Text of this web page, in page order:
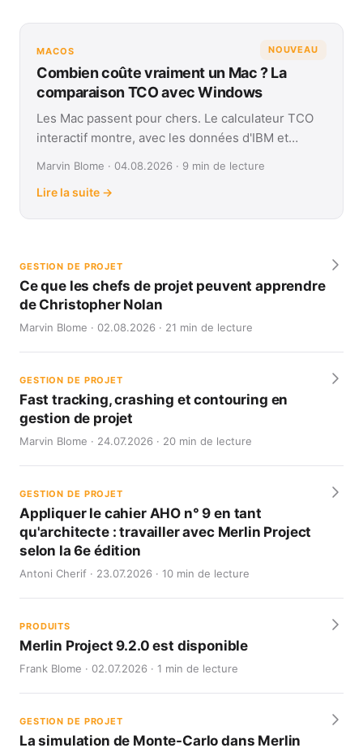
NOUVEAU
MACOS
Combien coûte vraiment un Mac ? La
comparaison TCO avec Windows
Les Mac passent pour chers. Le calculateur TCO
interactif montre, avec les données d'IBM et
Marvin Blome · 04.08.2026 · 9 min de lecture
Lire la suite →
GESTION DE PROJET
Ce que les chefs de projet peuvent apprendre
de Christopher Nolan
Marvin Blome · 02.08.2026 · 21 min de lecture
GESTION DE PROJET
Fast tracking, crashing et contouring en
gestion de projet
Marvin Blome · 24.07.2026 · 20 min de lecture
GESTION DE PROJET
Appliquer le cahier AHO n° 9 en tant
qu'architecte : travailler avec Merlin Project
selon la 6e édition
Antoni Cherif · 23.07.2026 · 10 min de lecture
PRODUITS
Merlin Project 9.2.0 est disponible
Frank Blome · 02.07.2026 · 1 min de lecture
GESTION DE PROJET
La simulation de Monte-Carlo dans Merlin